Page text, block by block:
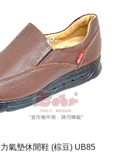
氣墊休閒鞋 (棕豆) UB85